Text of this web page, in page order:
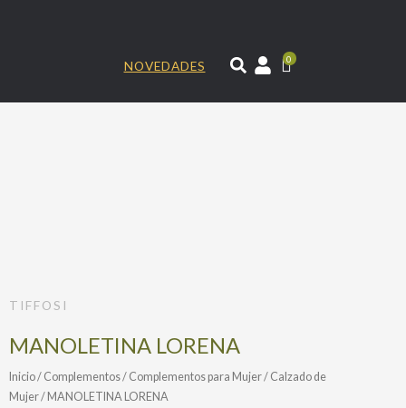
NOVEDADES
0
TIFFOSI
MANOLETINA LORENA
Inicio/ Complementos/ Complementos para Mujer/ Calzado de
Mujer/ MANOLETINA LORENA